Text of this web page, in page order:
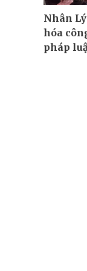
Nhân
hóa
pháp